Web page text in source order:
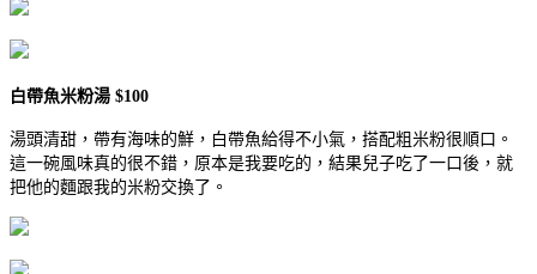
白帶魚米粉湯 $100
湯頭清甜，帶有海味的鮮，白帶魚給得不小氣，搭配粗米粉很順口。
這一碗風味真的很不錯，原本是我要吃的，結果兒子吃了一口後，就
把他的麵跟我的米粉交換了。